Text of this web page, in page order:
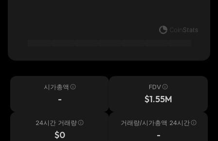
시가총액
-
FDV
$1.55M
24시간 거래량
$0
거래량/시가총액 24시간
-